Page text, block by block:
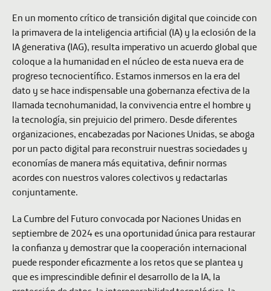
En un momento crítico de transición digital que coincide con
la primavera de la inteligencia artificial (IA) y la eclosión de la
IA generativa (IAG), resulta imperativo un acuerdo global que
coloque a la humanidad en el núcleo de esta nueva era de
progreso tecnocientífico. Estamos inmersos en la era del
dato y se hace indispensable una gobernanza efectiva de la
llamada tecnohumanidad, la convivencia entre el hombre y
la tecnología, sin prejuicio del primero. Desde diferentes
organizaciones, encabezadas por Naciones Unidas, se aboga
por un pacto digital para reconstruir nuestras sociedades y
economías de manera más equitativa, definir normas
acordes con nuestros valores colectivos y redactarlas
conjuntamente.
La Cumbre del Futuro convocada por Naciones Unidas en
septiembre de 2024 es una oportunidad única para restaurar
la confianza y demostrar que la cooperación internacional
puede responder eficazmente a los retos que se plantea y
que es imprescindible definir el desarrollo de la IA, la